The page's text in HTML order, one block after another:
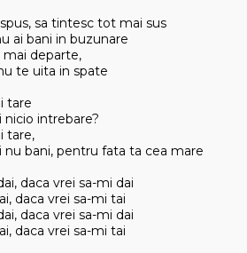
sa tintesc tot mai sus
ai bani in buzunare
departe,
te uita in spate
tare
nicio intrebare?
tare,
nu bani, pentru fata ta cea mare
daca vrei sa-mi dai
daca vrei sa-mi tai
daca vrei sa-mi dai
daca vrei sa-mi tai